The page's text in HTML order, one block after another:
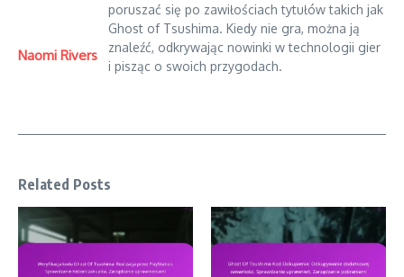
Naomi Rivers
poruszać się po zawiłościach tytułów takich jak
Ghost of Tsushima. Kiedy nie gra, można ją
znaleźć, odkrywając nowinki w technologii gier
i pisząc o swoich przygodach.
Related Posts